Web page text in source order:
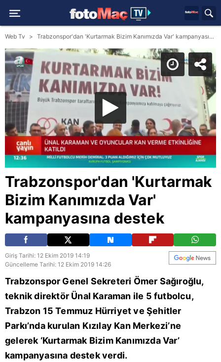
Web Tv Trabzonspor'dan 'Kurtarmak Bizim Kanımızda Var' kampanyasına destek
Trabzonspor'dan 'Kurtarmak
Bizim Kanımızda Var'
kampanyasına destek
Giriş Tarihi: 12 Ekim 2019 14:19
Güncelleme Tarihi: 12 Ekim 2019 14:26
Trabzonspor Genel Sekreteri Ömer Sağıroğlu,
teknik direktör Ünal Karaman ile 5 futbolcu,
Trabzon 15 Temmuz Hürriyet ve Şehitler
Parkı’nda kurulan Kızılay Kan Merkezi’ne
gelerek ‘Kurtarmak Bizim Kanımızda Var’
kampanyasına destek verdi.